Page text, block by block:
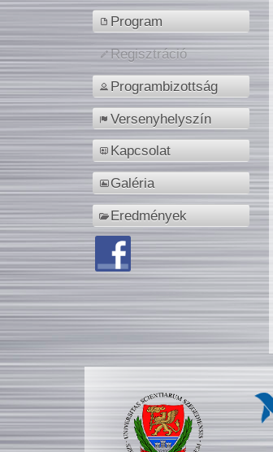
Program
Regisztráció
Programbizottság
Versenyhelyszín
Kapcsolat
Galéria
Eredmények